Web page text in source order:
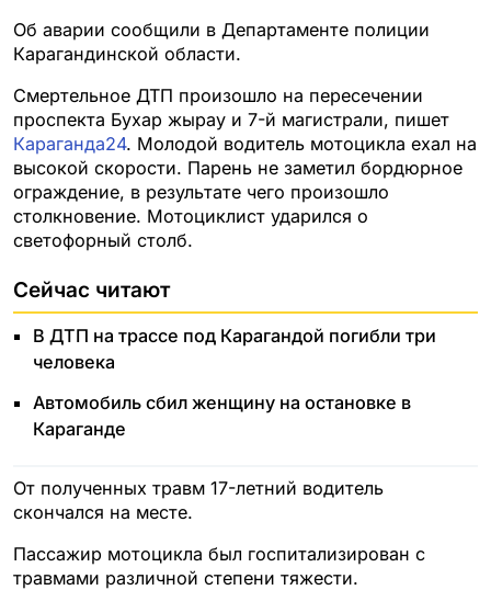
Об аварии сообщили в Департаменте полиции
Карагандинской области.
Смертельное ДТП произошло на пересечении
проспекта Бухар жырау и 7-й магистрали, пишет
Караганда24. Молодой водитель мотоцикла ехал на
высокой скорости. Парень не заметил бордюрное
ограждение, в результате чего произошло
столкновение. Мотоциклист ударился о
светофорный столб.
Сейчас читают
В ДТП на трассе под Карагандой погибли три
человека
Автомобиль сбил женщину на остановке в
Караганде
От полученных травм 17-летний водитель
скончался на месте.
Пассажир мотоцикла был госпитализирован с
травмами различной степени тяжести.